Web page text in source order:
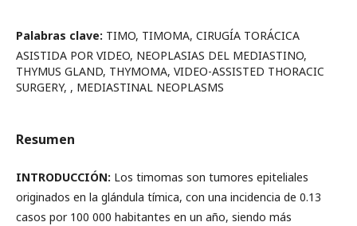
Palabras clave: TIMO, TIMOMA, CIRUGÍA TORÁCICA
ASISTIDA POR VIDEO, NEOPLASIAS DEL MEDIASTINO,
THYMUS GLAND, THYMOMA, VIDEO-ASSISTED THORACIC
SURGERY, , MEDIASTINAL NEOPLASMS
Resumen
INTRODUCCIÓN: Los timomas son tumores epiteliales
originados en la glándula tímica, con una incidencia de 0.13
casos por 100 000 habitantes en un año, siendo más